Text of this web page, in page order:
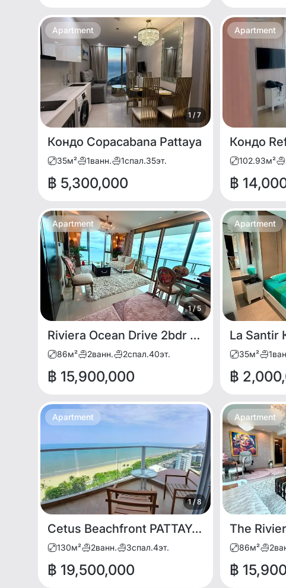
1 / 7
Apartment
Кондо Copacabana Pattaya
35м² 1ванн. 1спал.35эт.
฿ 5,300,000
Apartment
102.93м²
฿
1/5
Apartment
Riviera Ocean Drive 2bdr for RENT AND SALE
86м² 2ванн. 2спал.40эт.
฿ 15,900,000
Apartment
La Santir
35м² 1
฿
1/8
Apartment
Cetus Beachfront PATTAYA - 3BDR for SALE. Rare item
130м² 2ванн. 3спал.4эт.
฿ 19,500,000
Apartment
86м² 2
฿